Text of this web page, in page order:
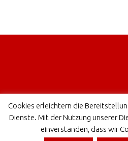
Cookies erleichtern die
Dienste. Mit der Nutzung unserer
einverstanden, dass wir